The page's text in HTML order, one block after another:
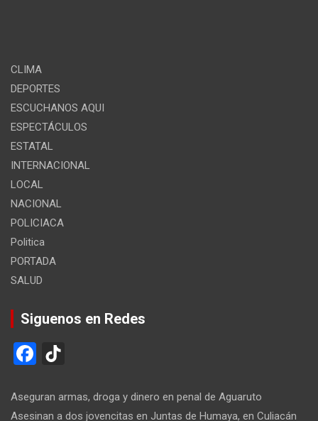
CLIMA
DEPORTES
ESCUCHANOS AQUI
ESPECTÁCULOS
ESTATAL
INTERNACIONAL
LOCAL
NACIONAL
POLICIACA
Politica
PORTADA
SALUD
Siguenos en Redes
F
ce T
Aseguran armas, droga y dinero en penal de Aguaruto
Asesinan a dos jovencitas en Juntas de Humaya, en Culiacán